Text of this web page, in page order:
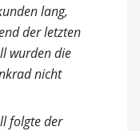
lang,
der letzten
wurden die
nicht
folgte der